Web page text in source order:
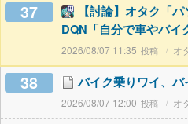
37
【討論】オタク「
DQN「自分で車やバイ
2026/08/07 11:35 オ
38 バイク乗りワイ、
2026/08/07 12:00 オ